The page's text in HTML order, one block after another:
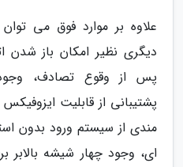
علاوه بر موارد فوق می
دیگری نظیر امکان باز شدن
پس از وقوع تصادف،
پشتیبانی از قابلیت
مندی از سیستم ورود بدون
ای، وجود چهار شیشه بالابر